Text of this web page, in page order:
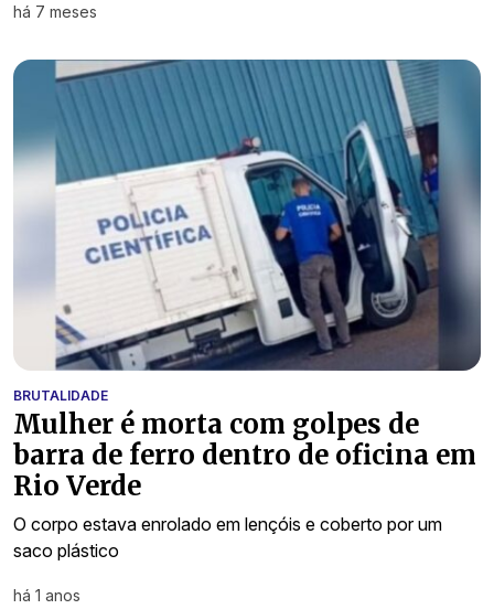
há 7 meses
BRUTALIDADE
Mulher é morta com golpes de
barra de ferro dentro de oficina em
Rio Verde
O corpo estava enrolado em lençóis e coberto por um
saco plástico
há 1 anos